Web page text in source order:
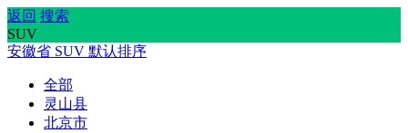
返回 搜索
SUV
安徽省 SUV 默认排序
全部
灵山县
北京市